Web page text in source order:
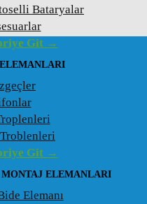
Bataryalar
Git →
Git →
ELEMANLARI
Elemanı